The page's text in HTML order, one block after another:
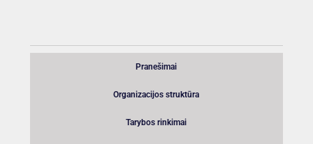
Pranešimai
Organizacijos struktūra
Tarybos rinkimai